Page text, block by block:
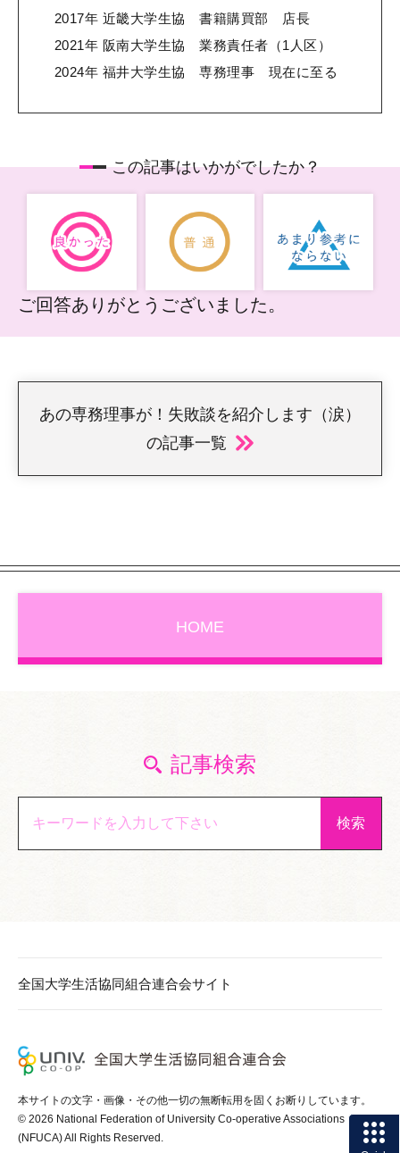
2017年 近畿大学生協 書籍購買部 店長
2021年 阪南大学生協 業務責任者（1人区）
2024年 福井大学生協 専務理事 現在に至る
この記事はいかがでしたか？
ご回答ありがとうございました。
あの専務理事が！失敗談を紹介します（涙）
の記事一覧
HOME
記事検索
全国大学生活協同組合連合会サイト
本サイトの文字・画像・その他一切の無断転用を固くお断りしています。
© 2026 National Federation of University Co-operative Associations
(NFUCA) All Rights Reserved.